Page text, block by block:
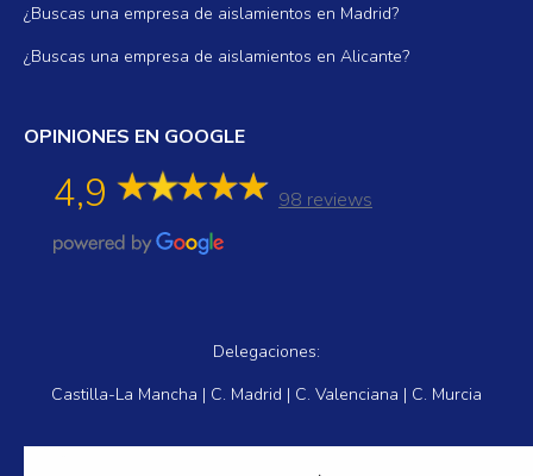
¿Buscas una empresa de aislamientos en Madrid?
¿Buscas una empresa de aislamientos en Alicante?
OPINIONES EN GOOGLE
4,9 98 reviews
Delegaciones:
Castilla-La Mancha | C. Madrid | C. Valenciana | C. Murcia